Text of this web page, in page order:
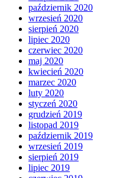
październik 2020
wrzesień 2020
sierpień 2020
lipiec 2020
czerwiec 2020
maj 2020
kwiecień 2020
marzec 2020
luty 2020
styczeń 2020
grudzień 2019
listopad 2019
październik 2019
wrzesień 2019
sierpień 2019
lipiec 2019